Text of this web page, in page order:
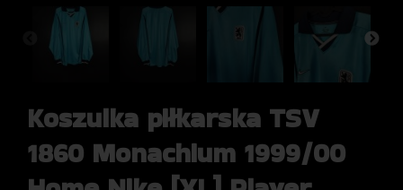
Koszulka piłkarska TSV
1860 Monachium 1999/00